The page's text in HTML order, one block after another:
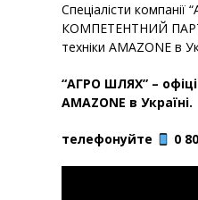
Спеціалісти
КОМПЕТЕНТНИЙ
техніки AMAZONE в
“АГРО ШЛЯХ” –
AMAZONE в Україні.
телефонуйте 0